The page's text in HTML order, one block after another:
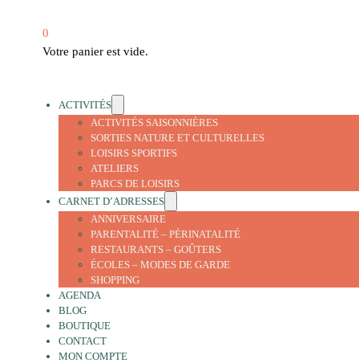
0
Votre panier est vide.
ACTIVITÉS
ACTIVITÉS SAISONNIÈRES
SORTIES NATURE ET CULTURELLES
LOISIRS SPORTIFS
ATELIERS
PARCS DE LOISIRS
CARNET D’ADRESSES
ANNIVERSAIRE
PARENTALITÉ – PÉRINATALITÉ
RESTAURANTS – GOÛTERS
ÉCOLES – MODES DE GARDE
SHOPPING
AGENDA
BLOG
BOUTIQUE
CONTACT
MON COMPTE